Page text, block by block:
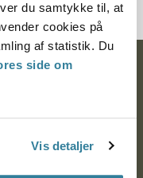
du samtykke til, at
cookies på
af statistik. Du
side om
Vis detaljer